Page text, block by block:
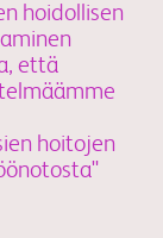
hoidollisen
että
hoitojen